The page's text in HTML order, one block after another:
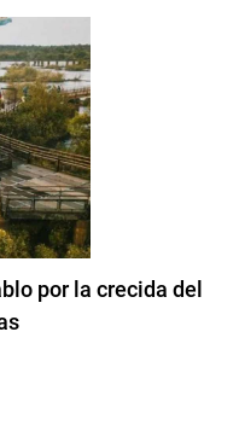
por la crecida del